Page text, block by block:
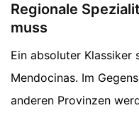
Regionale
muss
Ein absoluter Klassiker
Mendocinas. Im
anderen Provinzen